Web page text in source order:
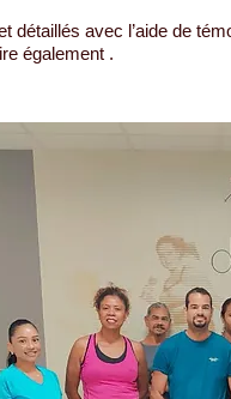
détaillés avec l’aide de
également .